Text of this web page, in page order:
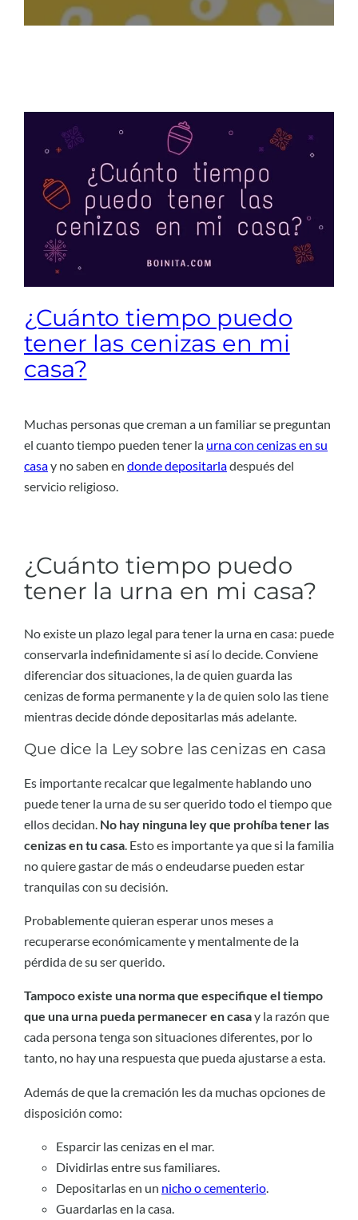
¿Cuánto tiempo puedo
tener las cenizas en mi
casa?
Muchas personas que creman a un familiar se preguntan
el cuanto tiempo pueden tener la urna con cenizas en su
casay no saben en donde depositarladespués del
servicio religioso.
¿Cuánto tiempo puedo
tener la urna en mi casa?
No existe un plazo legal para tener la urna en casa: puede
conservarla indefinidamente si así lo decide. Conviene
diferenciar dos situaciones, la de quien guarda las
cenizas de forma permanente y la de quien solo las tiene
mientras decide dónde depositarlas más adelante.
Que dice la Ley sobre las cenizas en casa
Es importante recalcar que legalmente hablando uno
puede tener la urna de su ser querido todo el tiempo que
ellos decidan. No hay ninguna ley que prohíba tener las
cenizas en tu casa. Esto es importante ya que si la familia
no quiere gastar de más o endeudarse pueden estar
tranquilas con su decisión.
Probablemente quieran esperar unos meses a
recuperarse económicamente y mentalmente de la
pérdida de su ser querido.
Tampoco existe una norma que especifique el tiempo
que una urna pueda permanecer en casay la razón que
cada persona tenga son situaciones diferentes, por lo
tanto, no hay una respuesta que pueda ajustarse a esta.
Además de que la cremación les da muchas opciones de
disposición como:
Esparcir las cenizas en el mar.
Dividirlas entre sus familiares.
Depositarlas en un nicho o cementerio.
Guardarlas en la casa.